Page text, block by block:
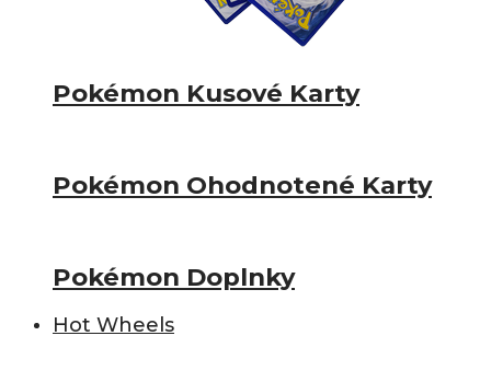
Pokémon Kusové Karty
Pokémon Ohodnotené Karty
Pokémon Doplnky
Hot Wheels